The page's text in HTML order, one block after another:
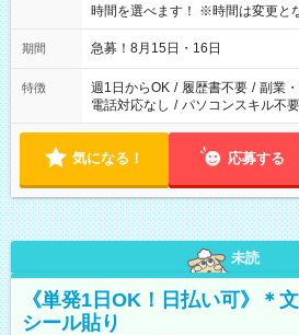
時間を選べます！ ※時間は変更と
期間 急募！8月15日・16日
特徴 週1日からOK / 履歴書不要 / 副業
電話対応なし / パソコンスキル不要
気になる！ 応募する
未読
《単発1日OK！日払い可》＊
シール貼り